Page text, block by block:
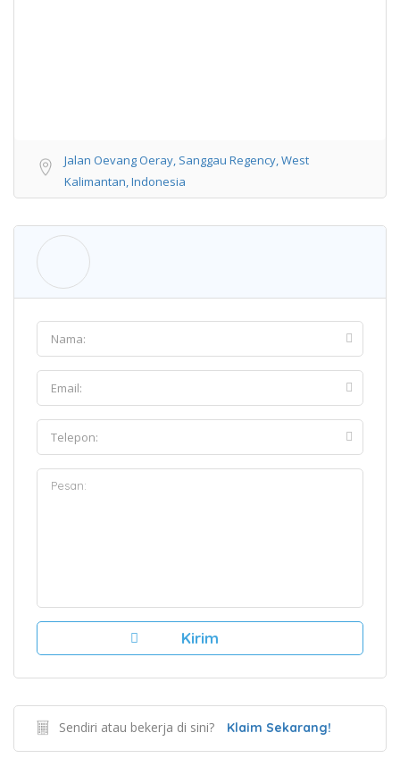
Jalan Oevang Oeray, Sanggau Regency, West
Kalimantan, Indonesia
Sendiri atau bekerja di sini? Klaim Sekarang!